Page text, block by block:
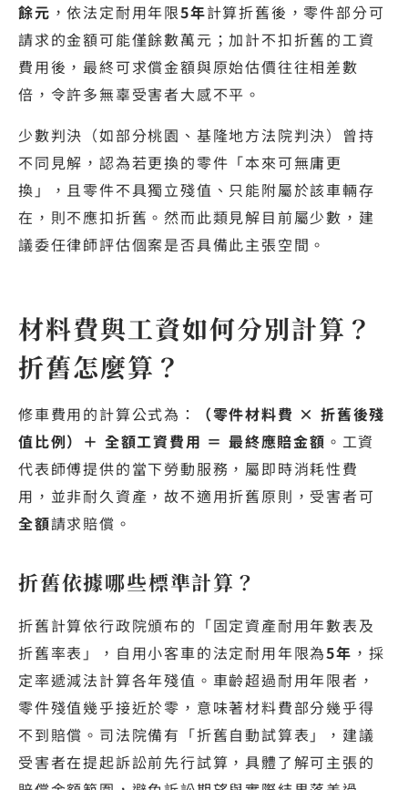
餘元 ，依法定耐用年限5年計算折舊後，零件部分可
請求的金額可能僅餘數萬元；加計不扣折舊的工資
費用後，最終可求償金額與原始估價往往相差數
倍，令許多無辜受害者大感不平。
少數判決（如部分桃園、基隆地方法院判決）曾持
不同見解，認為若更換的零件「本來可無庸更
換」，且零件不具獨立殘值、只能附屬於該車輛存
在，則不應扣折舊。然而此類見解目前屬少數，建
議委任律師評估個案是否具備此主張空間。
材料費與工資如何分別計算？
折舊怎麼算？
修車費用的計算公式為：
（零件材料費 × 折舊後殘
值比例）＋ 全額工資費用 ＝ 最終應賠金額 。工資
代表師傅提供的當下勞動服務，屬即時消耗性費
用，並非耐久資產，故不適用折舊原則，受害者可
全額請求賠償。
折舊依據哪些標準計算？
折舊計算依行政院頒布的「固定資產耐用年數表及
折舊率表」，自用小客車的法定耐用年限為5年 ，採
定率遞減法計算各年殘值。車齡超過耐用年限者，
零件殘值幾乎接近於零，意味著材料費部分幾乎得
不到賠償。司法院備有「折舊自動試算表」，建議
受害者在提起訴訟前先行試算，具體了解可主張的